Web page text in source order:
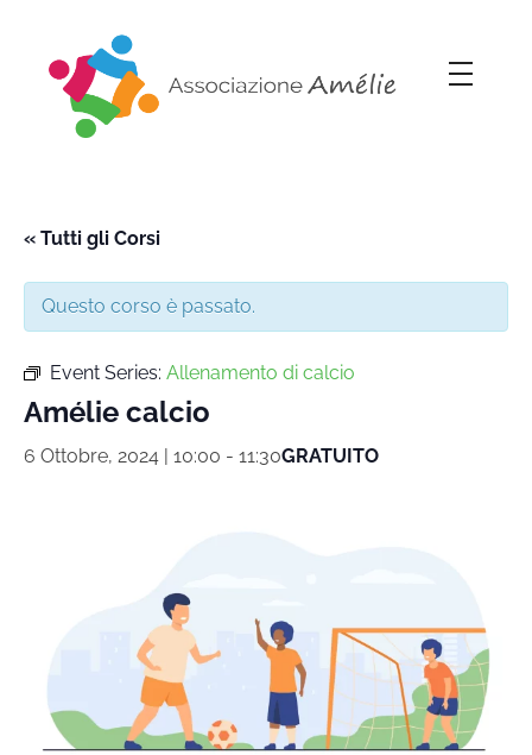
« Tutti gli Corsi
Questo corso è passato.
Event Series: Allenamento di calcio
Amélie calcio
6 Ottobre, 2024 | 10:00 - 11:30GRATUITO